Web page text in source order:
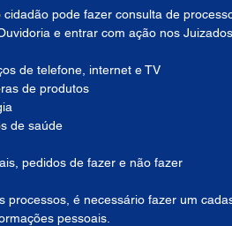
pode fazer consulta de
e entrar com ação nos
de telefone, internet e TV
de produtos
de saúde
pedidos de fazer e não fazer
processos, é necessário fazer um
pessoais.